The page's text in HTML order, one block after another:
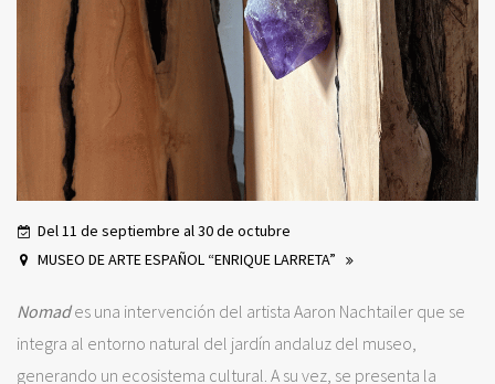
Del 11 de septiembre al 30 de octubre
MUSEO DE ARTE ESPAÑOL “ENRIQUE LARRETA”
Nomades una intervención del artista Aaron Nachtailer que se
integra al entorno natural del jardín andaluz del museo,
generando un ecosistema cultural. A su vez, se presenta la